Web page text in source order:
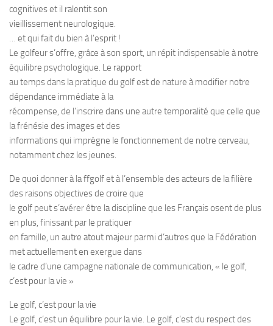
cognitives et il ralentit son
vieillissement neurologique.
… et qui fait du bien à l’esprit !
Le golfeur s’offre, grâce à son sport, un répit indispensable à notre
équilibre psychologique. Le rapport
au temps dans la pratique du golf est de nature à modifier notre
dépendance immédiate à la
récompense, de l’inscrire dans une autre temporalité que celle que
la frénésie des images et des
informations qui imprègne le fonctionnement de notre cerveau,
notamment chez les jeunes.
De quoi donner à la ffgolf et à l’ensemble des acteurs de la filière
des raisons objectives de croire que
le golf peut s’avérer être la discipline que les Français osent de plus
en plus, finissant par le pratiquer
en famille, un autre atout majeur parmi d’autres que la Fédération
met actuellement en exergue dans
le cadre d’une campagne nationale de communication, « le golf,
c’est pour la vie »
Le golf, c’est pour la vie
Le golf, c’est un équilibre pour la vie. Le golf, c’est du respect des